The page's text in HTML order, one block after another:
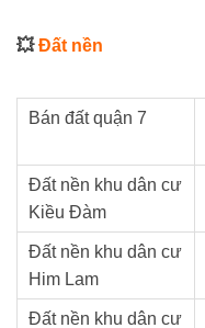
💥Đất nền
Bán đất quận 7
Đất nền khu dân cư
Kiều Đàm
Đất nền khu dân cư
Him Lam
Đất nền khu dân cư